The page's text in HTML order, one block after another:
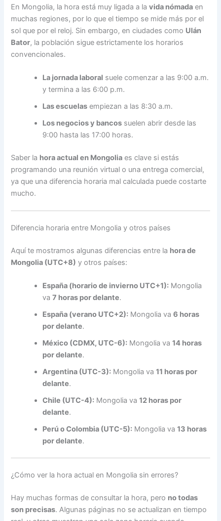
En Mongolia, la hora está muy ligada a lavida nómada en
muchas regiones, por lo que el tiempo se mide más por el
sol que por el reloj. Sin embargo, en ciudades como Ulán
Bator, la población sigue estrictamente los horarios
convencionales.
La jornada laboral suele comenzar a las 9:00 a.m.
y termina a las 6:00 p.m.
Las escuelas empiezan a las 8:30 a.m.
Los negocios y bancos suelen abrir desde las
9:00 hasta las 17:00 horas.
Saber la hora actual en Mongolia es clave si estás
programando una reunión virtual o una entrega comercial,
ya que una diferencia horaria mal calculada puede costarte
mucho.
Diferencia horaria entre Mongolia y otros países
Aquí te mostramos algunas diferencias entre la hora de
Mongolia (UTC+8) y otros países:
España (horario de invierno UTC+1): Mongolia
va7 horas por delante.
España (verano UTC+2): Mongolia va6 horas
por delante.
México (CDMX, UTC-6): Mongolia va14 horas
por delante.
Argentina (UTC-3): Mongolia va11 horas por
delante.
Chile (UTC-4): Mongolia va12 horas por
delante.
Perú o Colombia (UTC-5): Mongolia va13 horas
por delante.
¿Cómo ver la hora actual en Mongolia sin errores?
Hay muchas formas de consultar la hora, pero no todas
son precisas. Algunas páginas no se actualizan en tiempo